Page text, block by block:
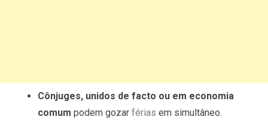
Cônjuges, unidos de facto ou em economia
comum podem gozar férias em simultâneo.